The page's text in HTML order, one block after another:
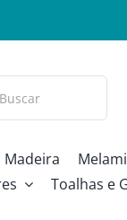
Madeira
Toalhas e